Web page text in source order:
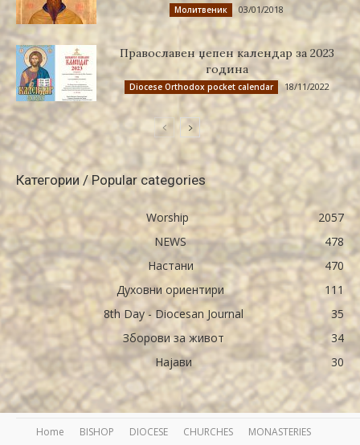
Молитвеник 03/01/2018
Православен џепен календар за 2023
година
Diocese Orthodox pocket calendar 18/11/2022
Категории / Popular categories
Worship
2057
NEWS
478
Настани
470
Духовни ориентири
111
8th Day - Diocesan Journal
35
Зборови за живот
34
Најави
30
Home BISHOP DIOCESE CHURCHES
MONASTERIES